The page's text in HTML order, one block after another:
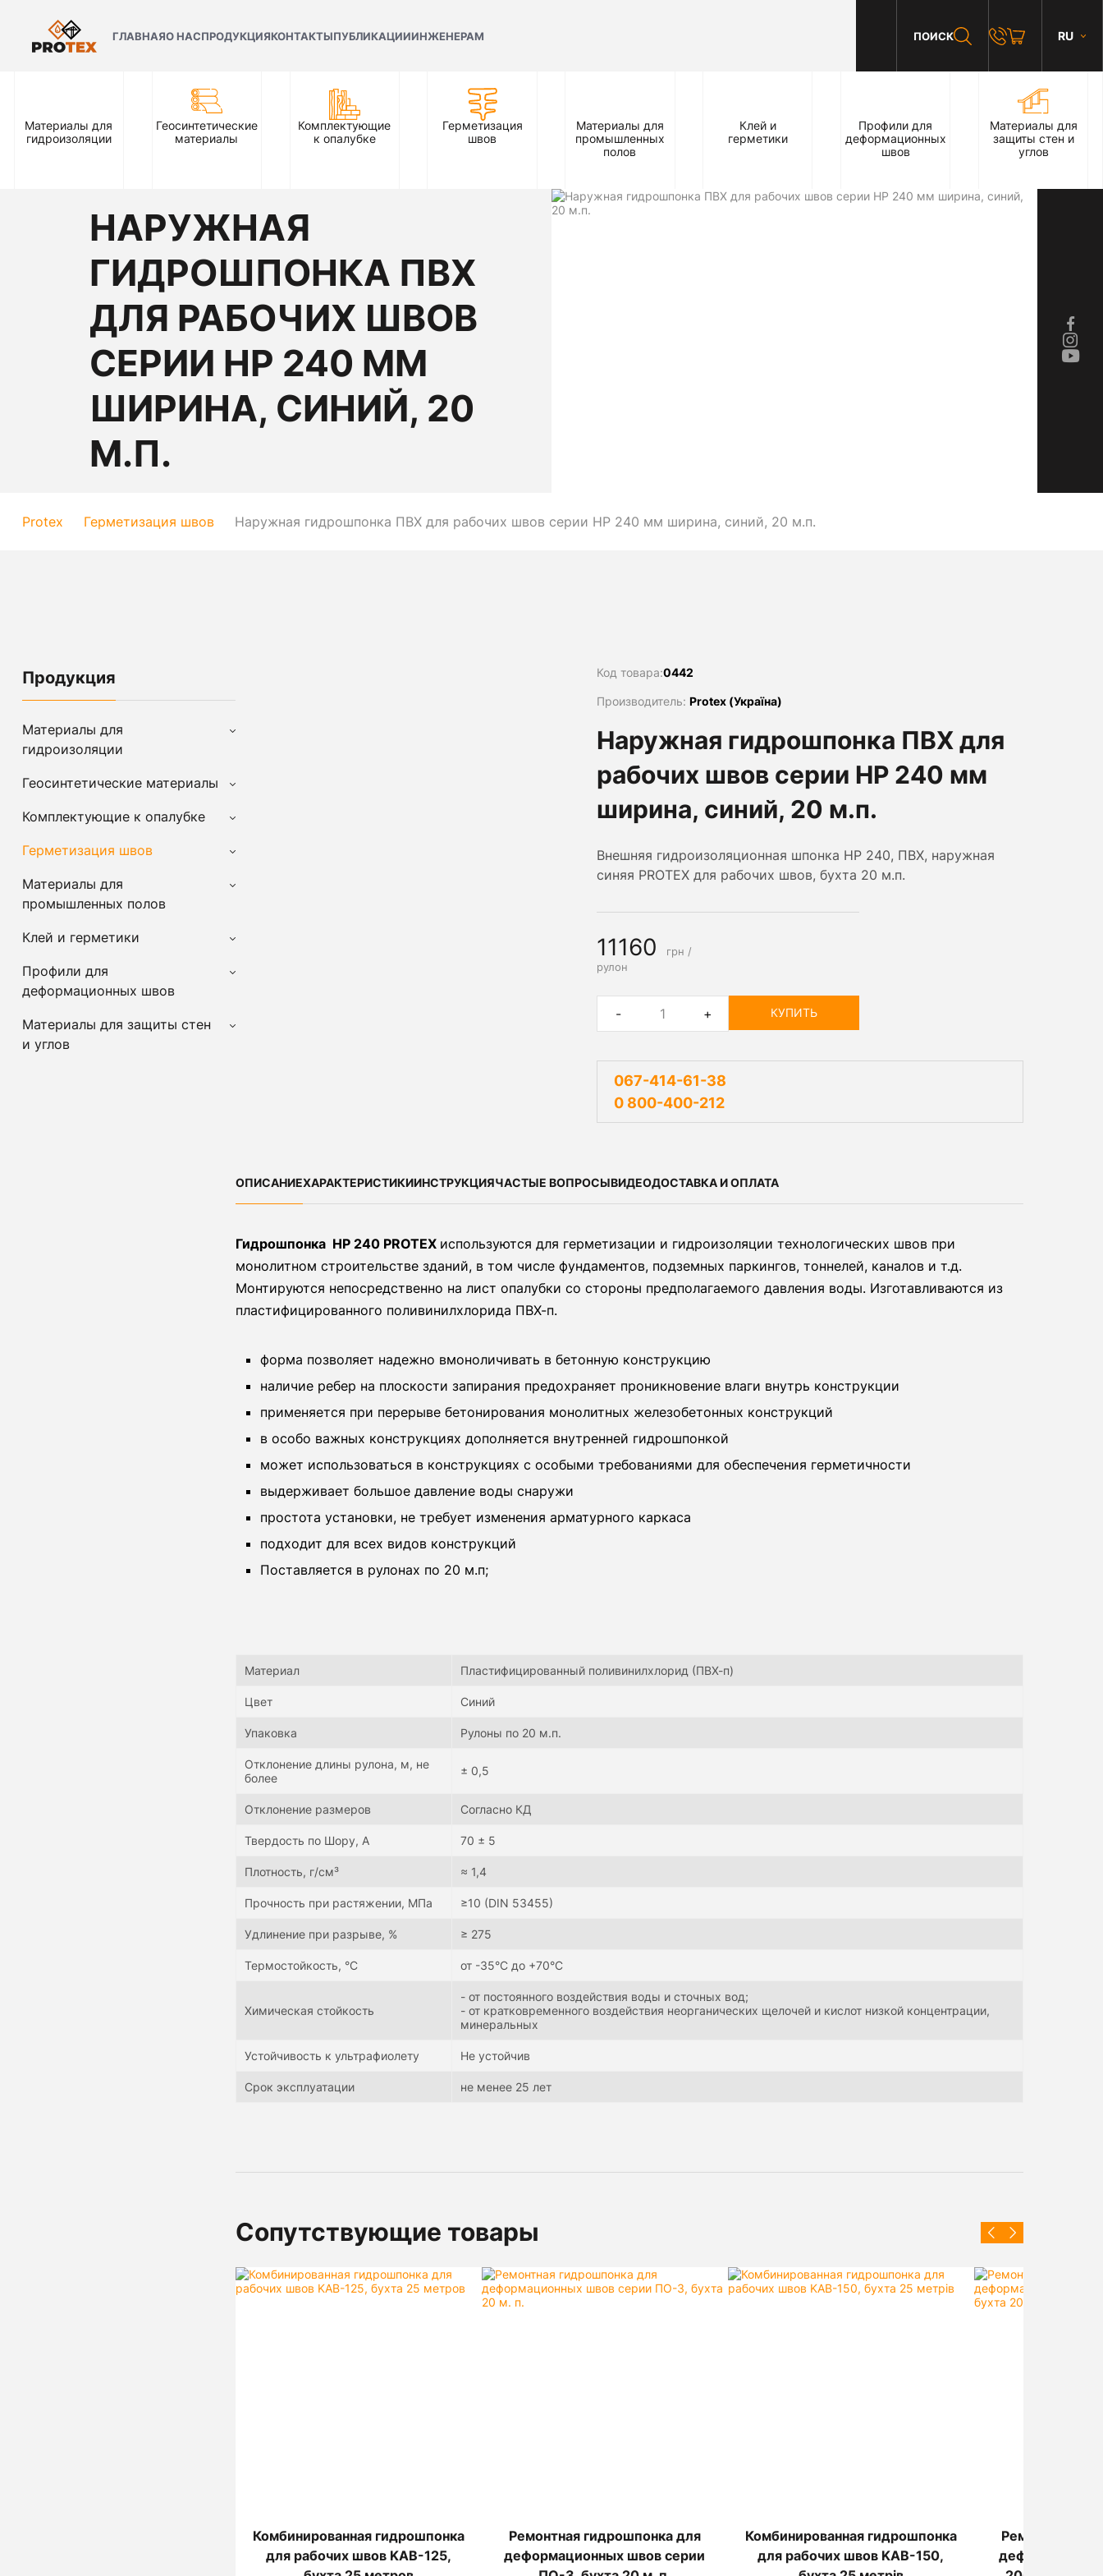
ГЛАВНАЯО НАСПРОДУКЦИЯКОНТАКТЫПУБЛИКАЦИИИНЖЕНЕРАМ ПОИСК RU
Материалы для
гидроизоляции
Геосинтетические
материалы
Комплектующие
к опалубке
Герметизация
швов
Материалы для
промышленных
полов
Клей и
герметики
Профили для
деформационных
швов
Материалы для
защиты стен и
углов
НАРУЖНАЯ
ГИДРОШПОНКА ПВХ
ДЛЯ РАБОЧИХ ШВОВ
СЕРИИ НР 240 ММ
ШИРИНА, СИНИЙ, 20
М.П.
Protex Герметизация швов Наружная гидрошпонка ПВХ для рабочих швов серии НР 240 мм ширина, синий, 20 м.п.
Код товара:0442
Производитель: Protex (Україна)
Наружная гидрошпонка ПВХ для
рабочих швов серии НР 240 мм
ширина, синий, 20 м.п.
Внешняя гидроизоляционная шпонка НР 240, ПВХ, наружная
синяя PROTEX для рабочих швов, бухта 20 м.п.
11160
грн /
рулон
- + КУПИТЬ
067-414-61-38
0 800-400-212
ОПИСАНИЕХАРАКТЕРИСТИКИИНСТРУКЦИЯЧАСТЫЕ ВОПРОСЫВИДЕОДОСТАВКА И ОПЛАТА
Гидрошпонка НР 240 PROTEX используются для герметизации и гидроизоляции технологических швов при
монолитном строительстве зданий, в том числе фундаментов, подземных паркингов, тоннелей, каналов и т.д.
Монтируются непосредственно на лист опалубки со стороны предполагаемого давления воды. Изготавливаются из
пластифицированного поливинилхлорида ПВХ-п.
форма позволяет надежно вмоноличивать в бетонную конструкцию
наличие ребер на плоскости запирания предохраняет проникновение влаги внутрь конструкции
применяется при перерыве бетонирования монолитных железобетонных конструкций
в особо важных конструкциях дополняется внутренней гидрошпонкой
может использоваться в конструкциях с особыми требованиями для обеспечения герметичности
выдерживает большое давление воды снаружи
простота установки, не требует изменения арматурного каркаса
подходит для всех видов конструкций
Поставляется в рулонах по 20 м.п;
Материал Пластифицированный поливинилхлорид (ПВХ-п)
Цвет Синий
Упаковка Рулоны по 20 м.п.
Отклонение длины рулона, м, не
более
± 0,5
Отклонение размеров Согласно КД
Твердость по Шору, А 70 ± 5
Плотность, г/см³ ≈ 1,4
Прочность при растяжении, МПа ≥10 (DIN 53455)
Удлинение при разрыве, % ≥ 275
Термостойкость, °С от -35°С до +70°С
Химическая стойкость
- от постоянного воздействия воды и сточных вод;
- от кратковременного воздействия неорганических щелочей и кислот низкой концентрации,
минеральных
Устойчивость к ультрафиолету Не устойчив
Срок эксплуатации не менее 25 лет
Сопутствующие товары
Комбинированная гидрошпонка
для рабочих швов KAB-125,
Ремонтная гидрошпонка для
деформационных швов серии
Комбинированная гидрошпонка
для рабочих швов KAB-150,
Ремонтная
Продукция
Материалы для
гидроизоляции
Геосинтетические материалы
Комплектующие к опалубке
Герметизация швов
Материалы для
промышленных полов
Клей и герметики
Профили для
деформационных швов
Материалы для защиты стен
и углов